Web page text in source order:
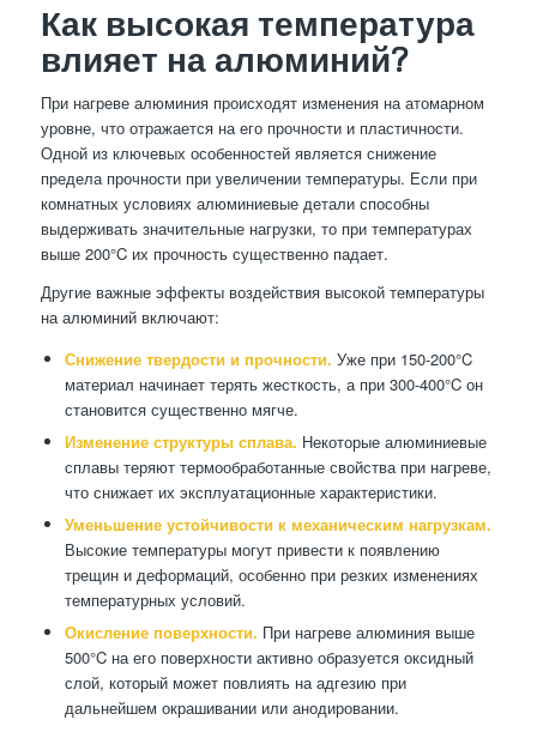
Как высокая температура
влияет на алюминий?
При нагреве алюминия происходят изменения на атомарном
уровне, что отражается на его прочности и пластичности.
Одной из ключевых особенностей является снижение
предела прочности при увеличении температуры. Если при
комнатных условиях алюминиевые детали способны
выдерживать значительные нагрузки, то при температурах
выше 200°C их прочность существенно падает.
Другие важные эффекты воздействия высокой температуры
на алюминий включают:
Снижение твердости и прочности. Уже при 150-200°C
материал начинает терять жесткость, а при 300-400°C он
становится существенно мягче.
Изменение структуры сплава. Некоторые алюминиевые
сплавы теряют термообработанные свойства при нагреве,
что снижает их эксплуатационные характеристики.
Уменьшение устойчивости к механическим нагрузкам.
Высокие температуры могут привести к появлению
трещин и деформаций, особенно при резких изменениях
температурных условий.
Окисление поверхности. При нагреве алюминия выше
500°C на его поверхности активно образуется оксидный
слой, который может повлиять на адгезию при
дальнейшем окрашивании или анодировании.